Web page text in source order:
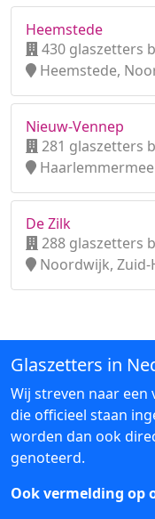
Heemstede
430 glaszetters
Heemstede,
Nieuw-Vennep
281 glaszetters
De Zilk
288 glaszetters
Noordwijk, Zuid-
Glaszetters in
Wij streven naar
die officieel staan
worden dan ook
genoteerd.
Ook vermelding op